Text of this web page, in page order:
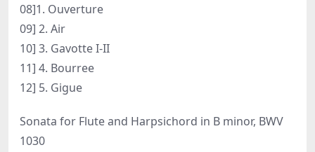
08]1. Ouverture
09] 2. Air
10] 3. Gavotte I-II
11] 4. Bourree
12] 5. Gigue
Sonata for Flute and Harpsichord in B minor, BWV
1030